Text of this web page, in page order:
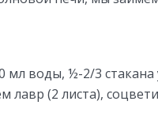
воды, ½-2/3 стакана
лавр (2 листа),